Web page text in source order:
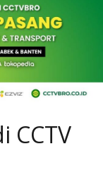
CCTV